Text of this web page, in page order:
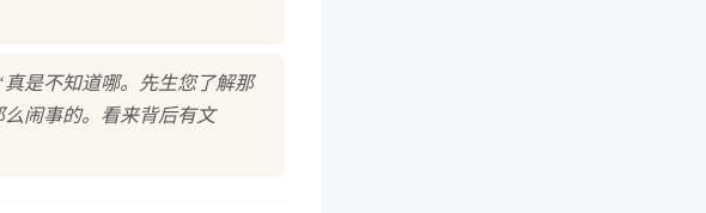
是不知道哪。先生您了解那
闹事的。看来背后有文